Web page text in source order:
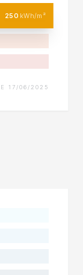
250 kWh/m²
17/06/2025